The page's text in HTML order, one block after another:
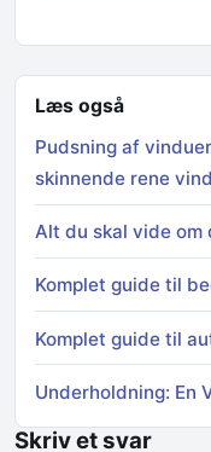
Læs også
Pudsning af
skinnende rene
Alt du skal vide
Komplet guide til
Komplet guide til
Underholdning: En
Skriv et svar